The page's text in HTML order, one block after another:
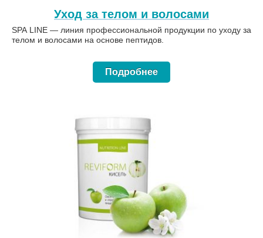
Уход за телом и волосами
SPA LINE — линия профессиональной продукции по уходу за
телом и волосами на основе пептидов.
Подробнее